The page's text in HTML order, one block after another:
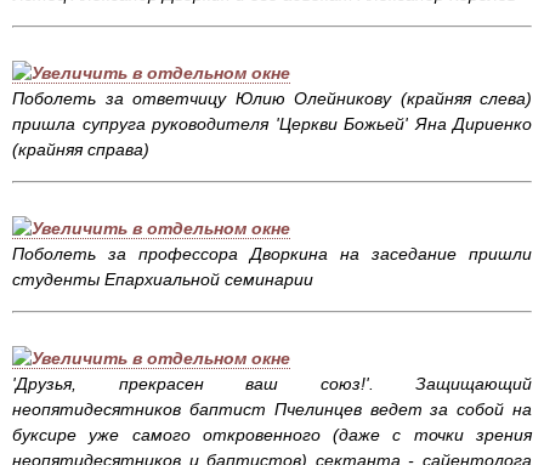
Поболеть за ответчицу Юлию Олейникову (крайняя слева)
пришла супруга руководителя 'Церкви Божьей' Яна Дириенко
(крайняя справа)
Поболеть за профессора Дворкина на заседание пришли
студенты Епархиальной семинарии
'Друзья, прекрасен ваш союз!'. Защищающий
неопятидесятников баптист Пчелинцев ведет за собой на
буксире уже самого откровенного (даже с точки зрения
неопятидесятников и баптистов) сектанта - сайентолога